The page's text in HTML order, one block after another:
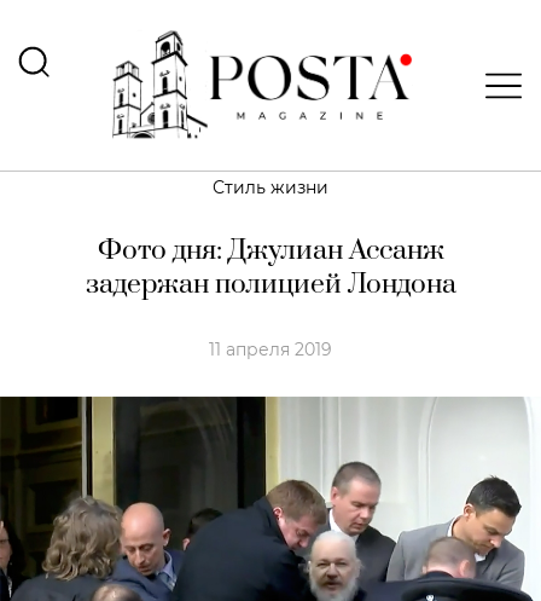
Стиль жизни
Фото дня: Джулиан Ассанж
задержан полицией Лондона
11 апреля 2019